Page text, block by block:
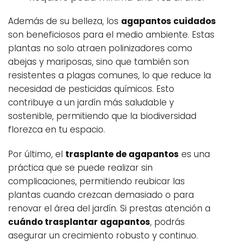
Además de su belleza, los agapantos cuidados
son beneficiosos para el medio ambiente. Estas
plantas no solo atraen polinizadores como
abejas y mariposas, sino que también son
resistentes a plagas comunes, lo que reduce la
necesidad de pesticidas químicos. Esto
contribuye a un jardín más saludable y
sostenible, permitiendo que la biodiversidad
florezca en tu espacio.
Por último, el trasplante de agapantos es una
práctica que se puede realizar sin
complicaciones, permitiendo reubicar las
plantas cuando crezcan demasiado o para
renovar el área del jardín. Si prestas atención a
cuándo trasplantar agapantos, podrás
asegurar un crecimiento robusto y continuo.